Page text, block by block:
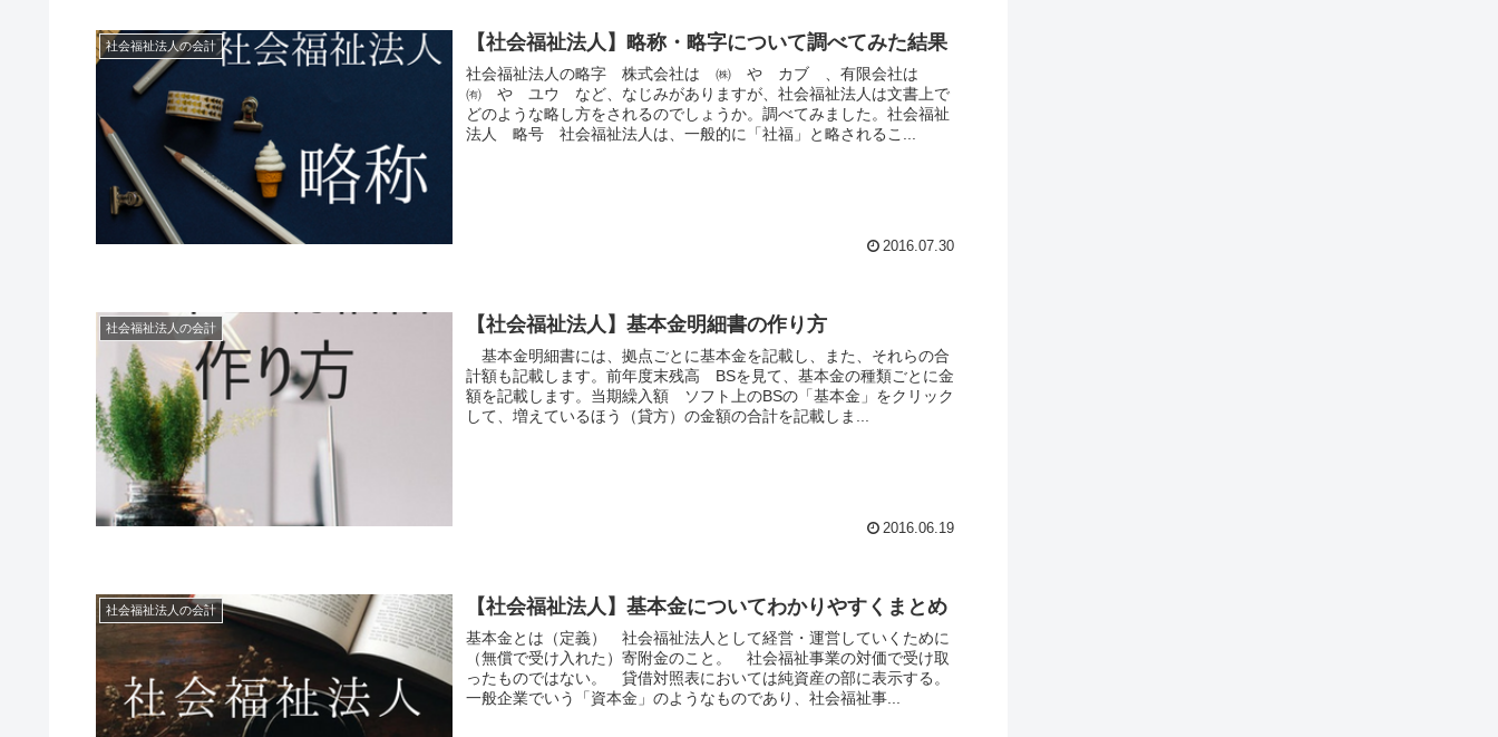
社会福祉法人の会計 【社会福祉法人】略称・略字について調べてみた結果
社会福祉法人の略字 株式会社は ㈱ や カブ 、有限会社は
㈲ や ユウ など、なじみがありますが、社会福祉法人は文書上で
どのような略し方をされるのでしょうか。調べてみました。社会福祉
法人 略号 社会福祉法人は、一般的に「社福」と略されるこ...
2016.07.30
社会福祉法人の会計 【社会福祉法人】基本金明細書の作り方
基本金明細書には、拠点ごとに基本金を記載し、また、それらの合
計額も記載します。前年度末残高 BSを見て、基本金の種類ごとに金
額を記載します。当期繰入額 ソフト上のBSの「基本金」をクリック
して、増えているほう（貸方）の金額の合計を記載しま...
2016.06.19
社会福祉法人の会計 【社会福祉法人】基本金についてわかりやすくまとめ
基本金とは（定義） 社会福祉法人として経営・運営していくために
（無償で受け入れた）寄附金のこと。 社会福祉事業の対価で受け取
ったものではない。 貸借対照表においては純資産の部に表示する。
一般企業でいう「資本金」のようなものであり、社会福祉事...